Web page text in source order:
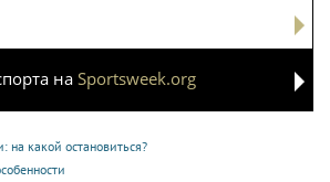
наSportsweek.org
на какой остановиться?